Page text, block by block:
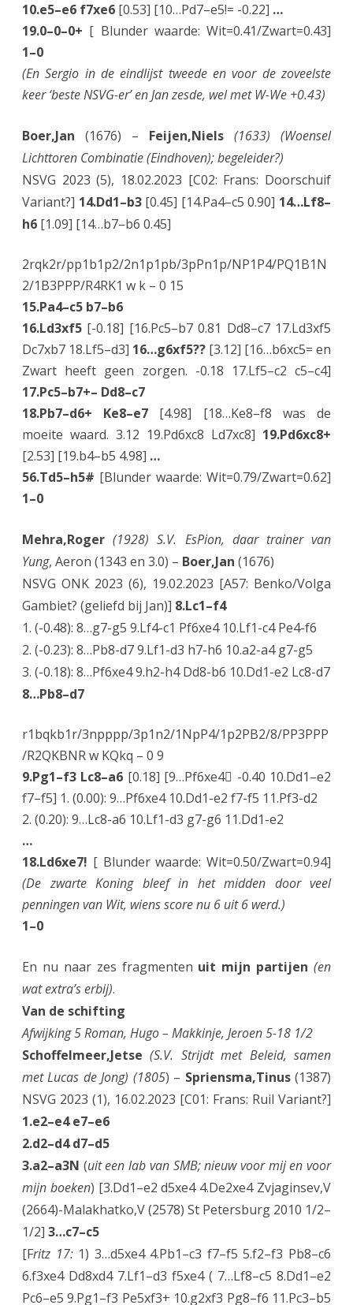
10.e5–e6 f7xe6 [0.53] [10…Pd7–e5!= -0.22] …
19.0–0–0+ [ Blunder waarde: Wit=0.41/Zwart=0.43]
1–0
(En Sergio in de eindlijst tweede en voor de zoveelste
keer ‘beste NSVG-er’ en Jan zesde, wel met W-We +0.43)
Boer,Jan (1676) – Feijen,Niels (1633) (Woensel
Lichttoren Combinatie (Eindhoven); begeleider?)
NSVG 2023 (5), 18.02.2023 [C02: Frans: Doorschuif
Variant?] 14.Dd1–b3[0.45] [14.Pa4–c5 0.90] 14…Lf8–
h6 [1.09] [14…b7–b6 0.45]
2rqk2r/pp1b1p2/2n1p1pb/3pPn1p/NP1P4/PQ1B1N
2/1B3PPP/R4RK1 w k – 0 15
15.Pa4–c5 b7–b6
16.Ld3xf5 [-0.18] [16.Pc5–b7 0.81 Dd8–c7 17.Ld3xf5
Dc7xb7 18.Lf5–d3] 16…g6xf5?? [3.12] [16…b6xc5= en
Zwart heeft geen zorgen. -0.18 17.Lf5–c2 c5–c4]
17.Pc5–b7+– Dd8–c7
18.Pb7–d6+ Ke8–e7 [4.98] [18…Ke8–f8 was de
moeite waard. 3.12 19.Pd6xc8 Ld7xc8] 19.Pd6xc8+
[2.53] [19.b4–b5 4.98] …
56.Td5–h5# [Blunder waarde: Wit=0.79/Zwart=0.62]
1–0
Mehra,Roger (1928) S.V. EsPion, daar trainer van
Yung, Aeron (1343 en 3.0) – Boer,Jan (1676)
NSVG ONK 2023 (6), 19.02.2023 [A57: Benko/Volga
Gambiet? (geliefd bij Jan)] 8.Lc1–f4
1. (-0.48): 8…g7-g5 9.Lf4-c1 Pf6xe4 10.Lf1-c4 Pe4-f6
2. (-0.23): 8…Pb8-d7 9.Lf1-d3 h7-h6 10.a2-a4 g7-g5
3. (-0.18): 8…Pf6xe4 9.h2-h4 Dd8-b6 10.Dd1-e2 Lc8-d7
8…Pb8–d7
r1bqkb1r/3npppp/3p1n2/1NpP4/1p2PB2/8/PP3PPP
/R2QKBNR w KQkq – 0 9
9.Pg1–f3 Lc8–a6 [0.18] [9…Pf6xe4 -0.40 10.Dd1–e2
f7–f5] 1. (0.00): 9…Pf6xe4 10.Dd1-e2 f7-f5 11.Pf3-d2
2. (0.20): 9…Lc8-a6 10.Lf1-d3 g7-g6 11.Dd1-e2
…
18.Ld6xe7! [ Blunder waarde: Wit=0.50/Zwart=0.94]
(De zwarte Koning bleef in het midden door veel
penningen van Wit, wiens score nu 6 uit 6 werd.)
1–0
En nu naar zes fragmenten uit mijn partijen (en
wat extra’s erbij).
Van de schifting
Afwijking 5 Roman, Hugo – Makkinje, Jeroen 5-18 1/2
Schoffelmeer,Jetse (S.V. Strijdt met Beleid, samen
met Lucas de Jong) (1805) – Spriensma,Tinus(1387)
NSVG 2023 (1), 16.02.2023 [C01: Frans: Ruil Variant?]
1.e2–e4 e7–e6
2.d2–d4 d7–d5
3.a2–a3N (uit een lab van SMB; nieuw voor mij en voor
mijn boeken) [3.Dd1–e2 d5xe4 4.De2xe4 Zvjaginsev,V
(2664)-Malakhatko,V (2578) St Petersburg 2010 1/2–
1/2] 3…c7–c5
[Fritz 17: 1) 3…d5xe4 4.Pb1–c3 f7–f5 5.f2–f3 Pb8–c6
6.f3xe4 Dd8xd4 7.Lf1–d3 f5xe4 ( 7…Lf8–c5 8.Dd1–e2
Pc6–e5 9.Pg1–f3 Pe5xf3+ 10.g2xf3 Pg8–f6 11.Pc3–b5